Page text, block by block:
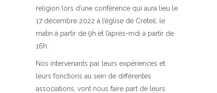
religion lors d’une conférence qui aura lieu le
17 décembre 2022 à l’église de Créteil, le
matin à partir de 9h et l’après-mdi à partir de
16h.
Nos intervenants par leurs expériences et
leurs fonctions au sein de différentes
associations, vont nous faire part de leurs